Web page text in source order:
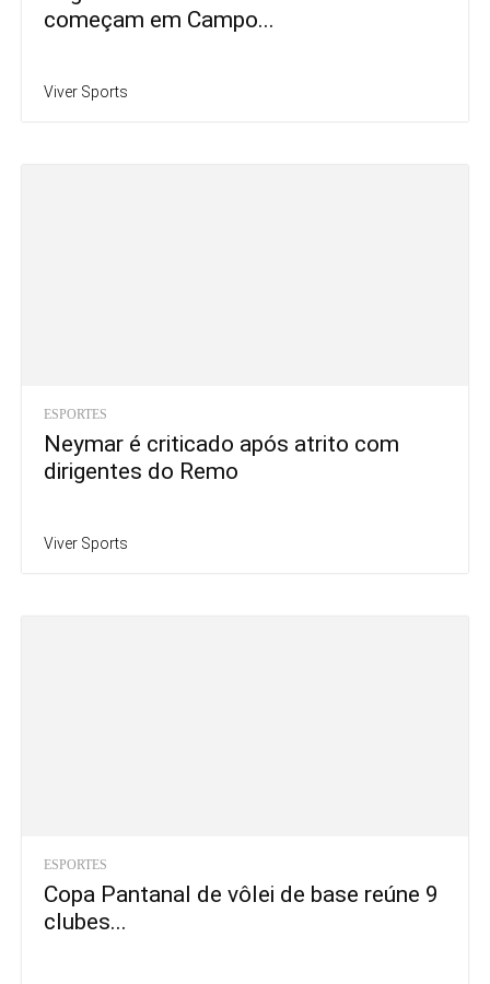
começam em Campo...
Viver Sports
ESPORTES
Neymar é criticado após atrito com
dirigentes do Remo
Viver Sports
ESPORTES
Copa Pantanal de vôlei de base reúne 9
clubes...